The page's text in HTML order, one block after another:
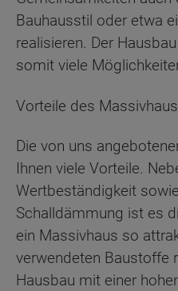
Bauhausstil oder etwa
realisieren. Der
somit viele
Vorteile des
Die von uns
Ihnen viele Vorteile.
Wertbeständigkeit
Schalldämmung ist es
ein Massivhaus so
verwendeten Baustoffe
Hausbau mit einer